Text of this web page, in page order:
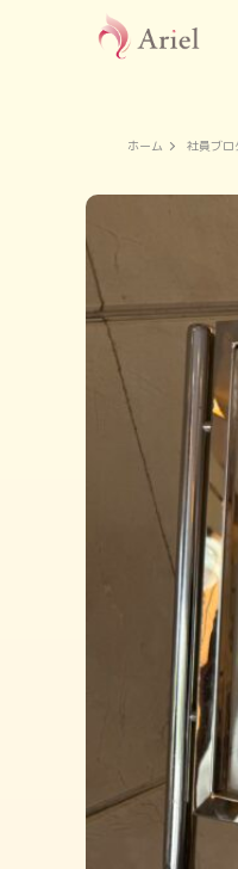
ホーム 社員ブロ